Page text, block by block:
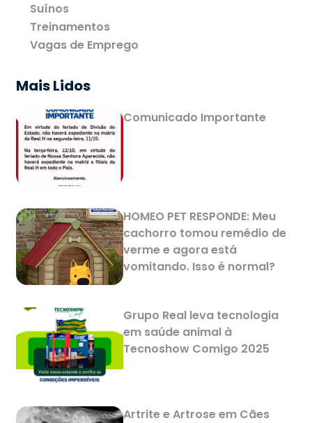
Suínos
Treinamentos
Vagas de Emprego
Mais Lidos
Comunicado Importante
HOMEO PET RESPONDE: Meu
cachorro tomou remédio de
verme e agora está
vomitando. Isso é normal?
Grupo Real leva tecnologia
em saúde animal à
Tecnoshow Comigo 2025
Artrite e Artrose em Cães